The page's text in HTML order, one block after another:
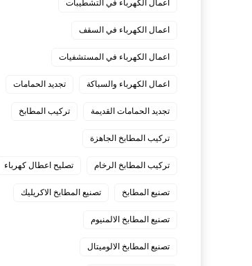
اعمال الكهرباء في التشطيبات
اعمال الكهرباء في السقف
اعمال الكهرباء في المستشفيات
اعمال الكهرباء والسباكة تجديد الحمامات
تجديد الحمامات القديمة تركيب المطابخ
تركيب المطابخ الجاهزة
تركيب المطابخ الرخام تصليح اعطال كهرباء
تصنيع المطابخ تصنيع المطابخ الاكريليك
تصنيع المطابخ الالمنيوم
تصنيع المطابخ الالوميتال